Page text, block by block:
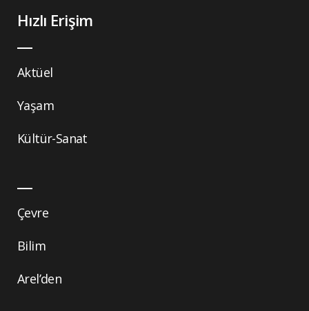
Hızlı Erişim
Aktüel
Yaşam
Kültür-Sanat
Çevre
Bilim
Arel’den